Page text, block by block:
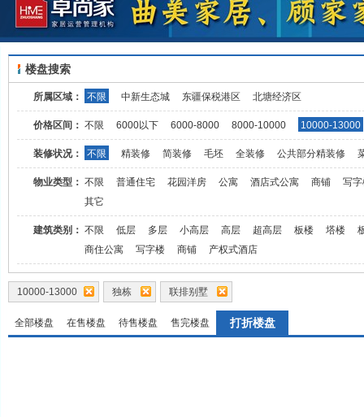
楼盘搜索
所属区域： 不限 中新生态城 东疆保税港区 北塘经济区
价格区间： 不限 6000以下 6000-8000 8000-10000 10000-13000
装修状况： 不限 精装修 简装修 毛坯 全装修 公共部分精装修
物业类型： 不限 普通住宅 花园洋房 公寓 酒店式公寓 商铺
写
其它
建筑类别： 不限 低层 多层 小高层 高层 超高层 板楼 塔楼
商住公寓
写字楼 商铺 产权式酒店
10000-13000 独栋 联排别墅
全部楼盘 在售楼盘 待售楼盘 售完楼盘 打折楼盘